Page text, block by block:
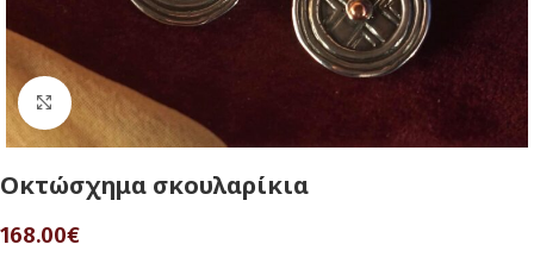
Click to enlarge
Οκτώσχημα σκουλαρίκια
168.00€